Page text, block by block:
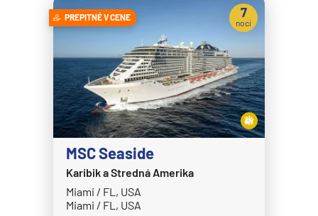
PREPITNÉ V CENE
MSC Seaside
Karibik a Stredná Amerika
Miami / FL, USA
Miami / FL, USA
7
nocí